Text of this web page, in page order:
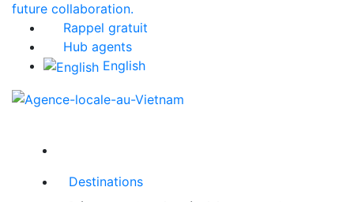
future collaboration.
Rappel gratuit
Hub agents
English
Destinations